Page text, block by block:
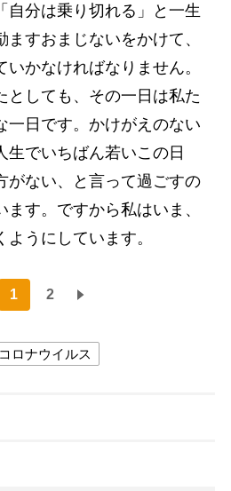
分は乗り切れる」と一生
すおまじないをかけて、
かなければなりません。
としても、その一日は私た
一日です。かけがえのない
生でいちばん若いこの日
がない、と言って過ごすの
す。ですから私はいま、
うにしています。
1 2
ロナウイルス